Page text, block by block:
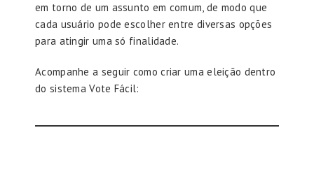
em torno de um assunto em comum, de modo que
cada usuário pode escolher entre diversas opções
para atingir uma só finalidade.
Acompanhe a seguir como criar uma eleição dentro
do sistema Vote Fácil: